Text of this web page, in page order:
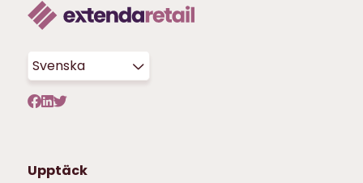
Svenska
Upptäck